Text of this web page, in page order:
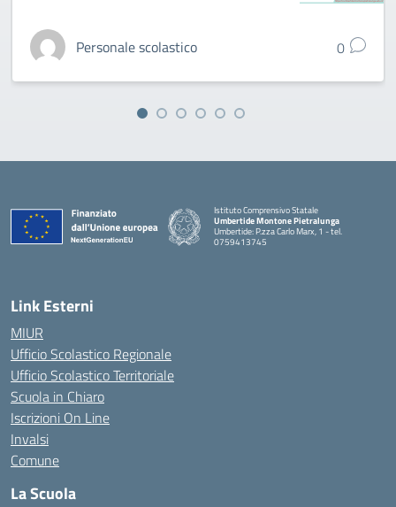
Personale scolastico 0
Istituto Comprensivo Statale
Umbertide Montone Pietralunga
Umbertide: P.zza Carlo Marx, 1 - tel.
0759413745
Link Esterni
MIUR
Ufficio Scolastico Regionale
Ufficio Scolastico Territoriale
Scuola in Chiaro
Iscrizioni On Line
Invalsi
Comune
La Scuola